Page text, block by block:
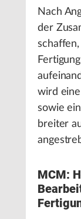
Nach
der
wird
sowie
breiter
MCM: